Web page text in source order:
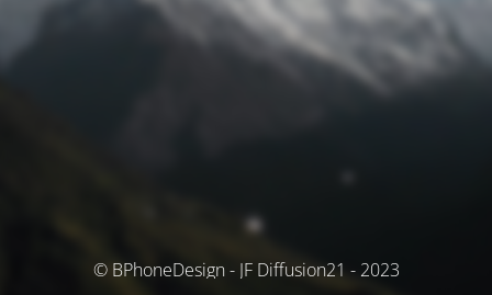
© BPhoneDesign - JF Diffusion21 - 2023